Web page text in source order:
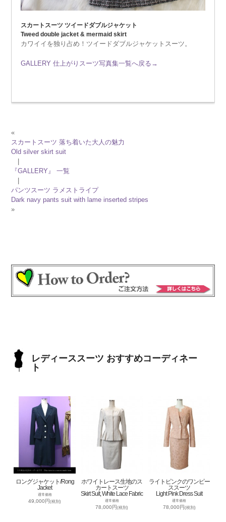
スカートスーツ ツイードダブルジャケット
Tweed double jacket & mermaid skirt
カワイイを独り占め！ツイードダブルジャケットスーツ。
GALLERY 仕上がりスーツ写真集一覧へ戻る→
«
スカートスーツ 落ち着いた大人の魅力
Old silver skirt suit
『GALLERY』 一覧
パンツスーツ ラメストライプ
Dark navy pants suit with lame inserted stripes
»
レディーススーツ おすすめコーディネー
ト
ロングジャケット/Rong
Jacket
通常価格
49,000円(税別)
ホワイトレース生地のス
カートスーツ
Skirt Suit, White Lace Fabric
通常価格
78,000円(税別)
ライトピンクのワンピー
ススーツ
Light Pink Dress Suit
通常価格
78,000円 (税別)